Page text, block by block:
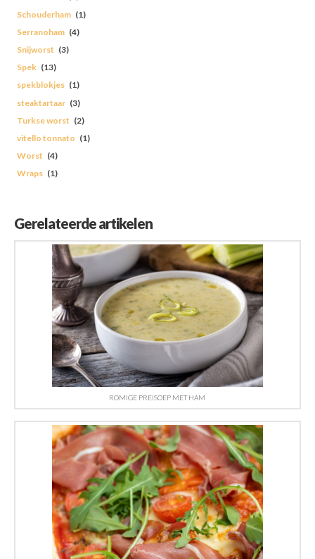
Schouderham (1)
Serranoham (4)
Snijworst (3)
Spek (13)
spekblokjes (1)
steaktartaar (3)
Turkse worst (2)
vitello tonnato (1)
Worst (4)
Wraps (1)
Gerelateerde artikelen
ROMIGE PREISOEP MET HAM